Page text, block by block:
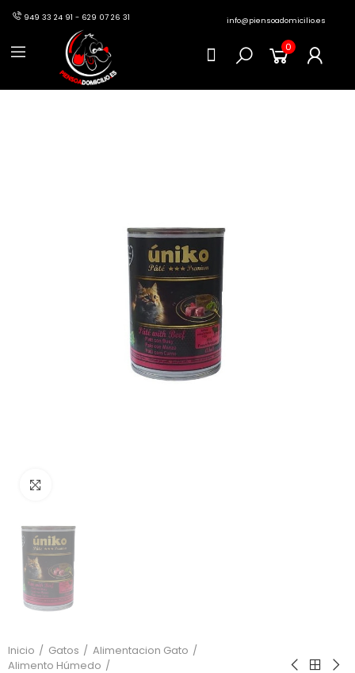
949 33 24 91 - 629 07 26 31 info@piensoadomicilio.es
0
Inicio Gatos
Alimentacion Gato
Alimento Húmedo